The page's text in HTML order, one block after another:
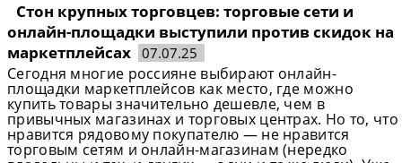
Стон крупных торговцев: торговые сети и
онлайн-площадки выступили против скидок на
маркетплейсах 07.07.25
Сегодня многие россияне выбирают онлайн-
площадки маркетплейсов как место, где можно
купить товары значительно дешевле, чем в
привычных магазинах и торговых центрах. Но то, что
нравится рядовому покупателю — не нравится
торговым сетям и онлайн-магазинам (нередко